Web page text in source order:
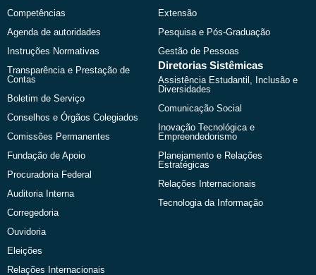
Competências
Agenda de autoridades
Instruções Normativas
Transparência e Prestação de
Contas
Boletim de Serviço
Conselhos e Órgãos Colegiados
Comissões Permanentes
Fundação de Apoio
Procuradoria Federal
Auditoria Interna
Corregedoria
Ouvidoria
Eleições
Relações Internacionais
Extensão
Pesquisa e Pós-Graduação
Gestão de Pessoas
Diretorias Sistêmicas
Assistência Estudantil, Inclusão e
Diversidades
Comunicação Social
Inovação Tecnológica e
Empreendedorismo
Planejamento e Relações
Estratégicas
Relações Internacionais
Tecnologia da Informação